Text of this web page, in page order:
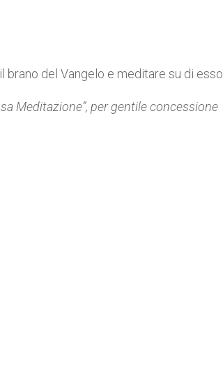
del Vangelo e meditare su di esso.
Meditazione”, per gentile concessione